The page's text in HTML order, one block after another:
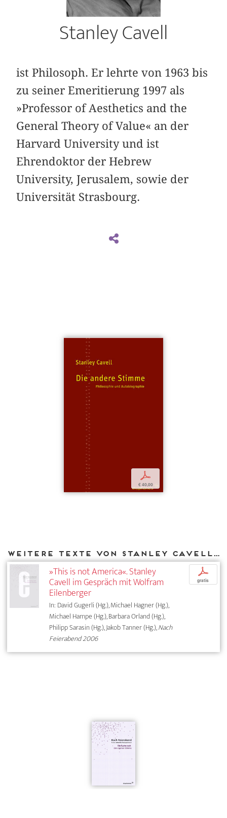
Stanley Cavell
ist Philosoph. Er lehrte von 1963 bis
zu seiner Emeritierung 1997 als
»Professor of Aesthetics and the
General Theory of Value« an der
Harvard University und ist
Ehrendoktor der Hebrew
University, Jerusalem, sowie der
Universität Strasbourg.
p
€ 40,00
Weitere Texte von Stanley Cavell bei DIAPHANES
»This is not America«. Stanley
Cavell im Gespräch mit Wolfram
Eilenberger
In: David Gugerli (Hg.), Michael Hagner (Hg.),
Michael Hampe (Hg.), Barbara Orland (Hg.),
Philipp Sarasin (Hg.), Jakob Tanner (Hg.),Nach
Feierabend 2006
p
gratis